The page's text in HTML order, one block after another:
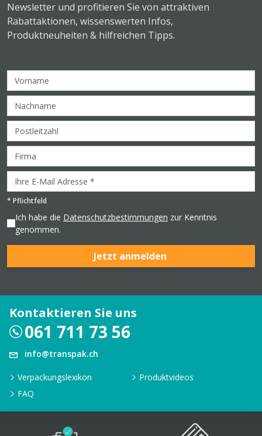
Newsletter und profitieren Sie von attraktiven
Rabattaktionen, wissenswerten Infos,
Produktneuheiten & hilfreichen Tipps.
* Pflichtfeld
Ich habe die Datenschutzbestimmungen zur Kenntnis
genommen.
Jetzt anmelden
Kontaktieren Sie uns
061 711 73 56
info@transpak.ch
Verpackungslexikon
Produktvideos
FAQ